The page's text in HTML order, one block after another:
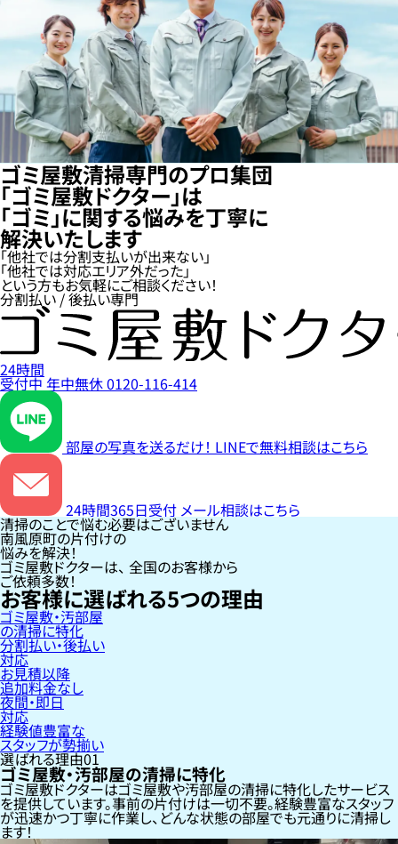
ゴミ屋敷清掃専門のプロ集団
「ゴミ屋敷ドクター」は
「ゴミ」に関する悩みを丁寧に
解決いたします
「他社では分割支払いが出来ない」
「他社では対応エリア外だった」
という方もお気軽にご相談ください！
分割払い / 後払い専門
24時間
受付中年中無休0120-116-414
部屋の写真を送るだけ！ LINEで無料相談はこちら
24時間365日受付 メール相談はこちら
清掃のことで悩む必要はございません
南風原町の片付けの
悩みを解決！
ゴミ屋敷ドクターは、 全国のお客様から
ご依頼多数！
お客様に選ばれる5つの理由
ゴミ屋敷・汚部屋
の清掃に特化
分割払い・後払い
対応
お見積以降
追加料金なし
夜間・即日
対応
経験値豊富な
スタッフが勢揃い
選ばれる理由01
ゴミ屋敷・汚部屋の清掃に特化
ゴミ屋敷ドクターはゴミ屋敷や汚部屋の清掃に特化したサービス
を提供しています。事前の片付けは一切不要。経験豊富なスタッフ
が迅速かつ丁寧に作業し、どんな状態の部屋でも元通りに清掃し
ます！